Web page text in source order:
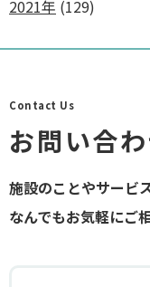
2021年 (129)
Contact Us
お問い合
施設のことやサービ
なんでもお気軽にご